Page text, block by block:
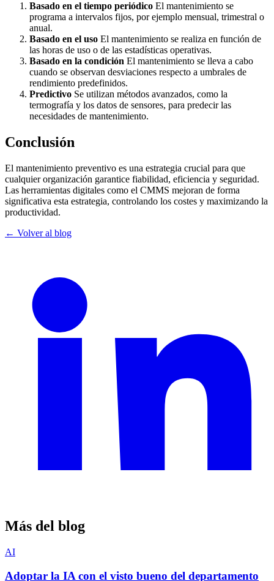
Basado en el tiempo periódico El mantenimiento se
programa a intervalos fijos, por ejemplo mensual, trimestral o
anual.
Basado en el uso El mantenimiento se realiza en función de
las horas de uso o de las estadísticas operativas.
Basado en la condición El mantenimiento se lleva a cabo
cuando se observan desviaciones respecto a umbrales de
rendimiento predefinidos.
Predictivo Se utilizan métodos avanzados, como la
termografía y los datos de sensores, para predecir las
necesidades de mantenimiento.
Conclusión
El mantenimiento preventivo es una estrategia crucial para que
cualquier organización garantice fiabilidad, eficiencia y seguridad.
Las herramientas digitales como el CMMS mejoran de forma
significativa esta estrategia, controlando los costes y maximizando la
productividad.
← Volver al blog
Más del blog
AI
Adoptar la IA con el visto bueno del departamento